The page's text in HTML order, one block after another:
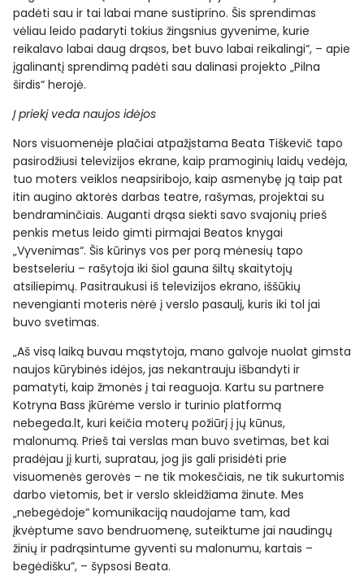
padėti sau ir tai labai mane sustiprino. Šis sprendimas
vėliau leido padaryti tokius žingsnius gyvenime, kurie
reikalavo labai daug drąsos, bet buvo labai reikalingi“, – apie
įgalinantį sprendimą padėti sau dalinasi projekto „Pilna
širdis“ herojė.
Į priekį veda naujos idėjos
Nors visuomenėje plačiai atpažįstama Beata Tiškevič tapo
pasirodžiusi televizijos ekrane, kaip pramoginių laidų vedėja,
tuo moters veiklos neapsiribojo, kaip asmenybę ją taip pat
itin augino aktorės darbas teatre, rašymas, projektai su
bendraminčiais. Auganti drąsa siekti savo svajonių prieš
penkis metus leido gimti pirmajai Beatos knygai
„Vyvenimas“. Šis kūrinys vos per porą mėnesių tapo
bestseleriu – rašytoja iki šiol gauna šiltų skaitytojų
atsiliepimų. Pasitraukusi iš televizijos ekrano, iššūkių
nevengianti moteris nėrė į verslo pasaulį, kuris iki tol jai
buvo svetimas.
„Aš visą laiką buvau mąstytoja, mano galvoje nuolat gimsta
naujos kūrybinės idėjos, jas nekantrauju išbandyti ir
pamatyti, kaip žmonės į tai reaguoja. Kartu su partnere
Kotryna Bass įkūrėme verslo ir turinio platformą
nebegeda.lt, kuri keičia moterų požiūrį į jų kūnus,
malonumą. Prieš tai verslas man buvo svetimas, bet kai
pradėjau jį kurti, supratau, jog jis gali prisidėti prie
visuomenės gerovės – ne tik mokesčiais, ne tik sukurtomis
darbo vietomis, bet ir verslo skleidžiama žinute. Mes
„nebegėdoje” komunikaciją naudojame tam, kad
įkvėptume savo bendruomenę, suteiktume jai naudingų
žinių ir padrąsintume gyventi su malonumu, kartais –
begėdišku”, – šypsosi Beata.